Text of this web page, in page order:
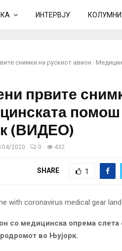
ИНТЕРВЈУ КОЛУМНИ
снимки на рускиот авион :
првите
(ВИДЕО)
04/2020 0 432
SHARE 1
со медицинска опрема
во Њујорк.